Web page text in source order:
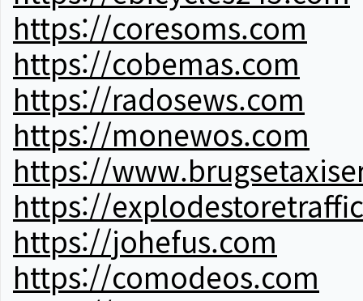
https://coresoms.com
https://cobemas.com
https://radosews.com
https://monewos.com
https://
https://
https://johefus.com
https://comodeos.com